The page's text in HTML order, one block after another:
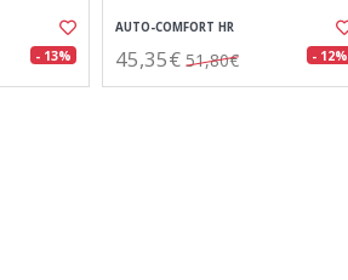
- 13%
AUTO-COMFORT HR
45,35€ 51,80€ - 12%